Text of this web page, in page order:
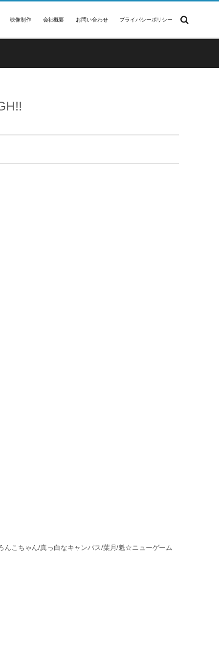
映像制作 会社概要 お問い合わせ プライバシーポリシー
こちゃん/真っ白なキャンパス/葉月/魁☆ニューゲーム